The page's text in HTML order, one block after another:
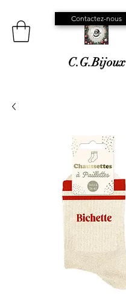
C.G.Bijoux
Contactez-nous